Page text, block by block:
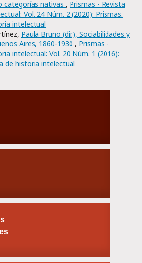
categorías nativas , Prismas - Revista
Vol. 24 Núm. 2 (2020): Prismas.
intelectual
Paula Bruno (dir.), Sociabilidades y
Aires, 1860-1930 , Prismas -
intelectual: Vol. 20 Núm. 1 (2016):
de historia intelectual